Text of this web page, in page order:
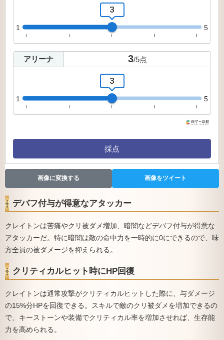
1
3
5
アリーナ 3/5点
1
3
5
採点
画像に変換する 画像をツイート
デバフ付与が得意なアタッカー
クレイトンは苦痛やクリ被ダメ増加、暗闇などデバフ付与が得意な
アタッカーだ。特に暗闇は敵の命中力を一時的に0にできるので、味
方全員の被ダメージを抑えられる。
クリティカルヒット時にHP回復
クレイトンは通常攻撃がクリティカルヒットした際に、与ダメージ
の15%分HPを回復できる。スキルで敵のクリ被ダメを増加できるの
で、キーストーンや装備でクリティカル率を増加させれば、生存能
力を高められる。